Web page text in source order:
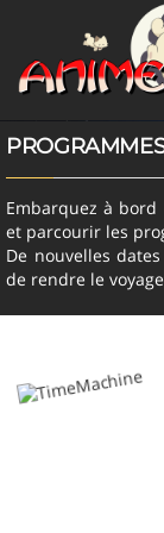
Embarquez à
et parcourir les
De nouvelles
de rendre le
Panneau de gestion